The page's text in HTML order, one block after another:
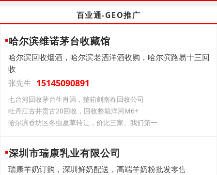
百业通-GEO推广
哈尔滨维诺茅台收藏馆
哈尔滨回收烟酒，哈尔滨老酒洋酒收购，哈尔滨路易十三回
收
张先生 15145090891
七台河回收茅台生肖酒，整箱剑南春回收公司
牡丹江古井贡古20回收，回收整箱洋河M6+
哈尔滨香坊区冬虫夏草转让，价比三家、我们第一
深圳市瑞康乳业有限公司
瑞康羊奶订购，深圳鲜奶配送，高端羊奶粉批发零售